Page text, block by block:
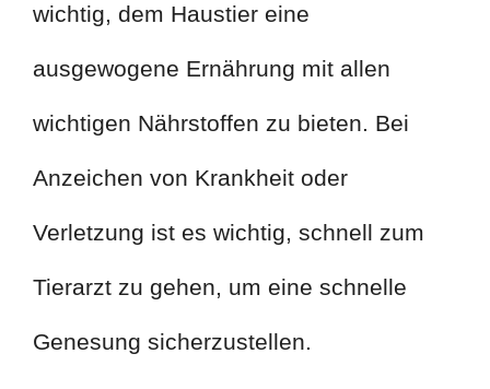
wichtig, dem Haustier eine
ausgewogene Ernährung mit allen
wichtigen Nährstoffen zu bieten. Bei
Anzeichen von Krankheit oder
Verletzung ist es wichtig, schnell zum
Tierarzt zu gehen, um eine schnelle
Genesung sicherzustellen.